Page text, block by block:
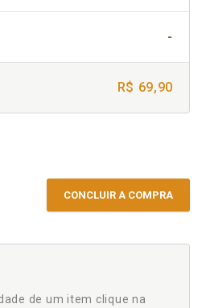
-
R$ 69,90
CONCLUIR A COMPRA
de um item clique na